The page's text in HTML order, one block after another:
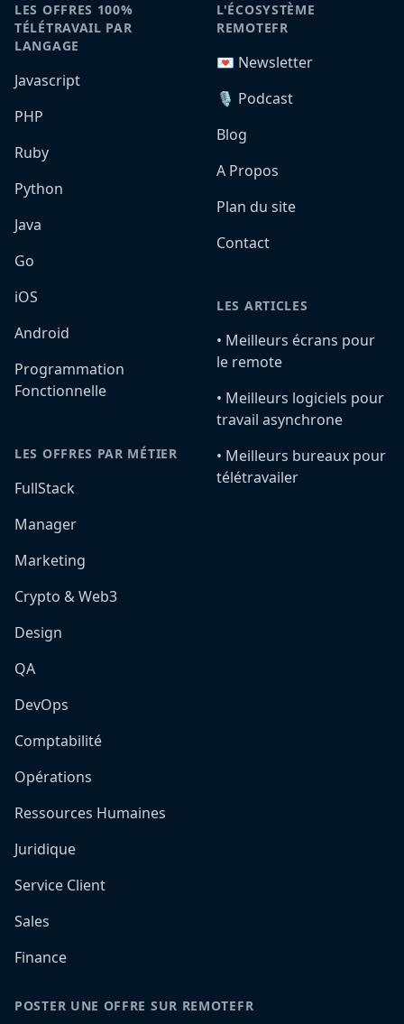
LES OFFRES 100%
TÉLÉTRAVAIL PAR
LANGAGE
Javascript
PHP
Ruby
Python
Java
Go
iOS
Android
Programmation
Fonctionnelle
LES OFFRES PAR MÉTIER
FullStack
Manager
Marketing
Crypto & Web3
Design
QA
DevOps
Comptabilité
Opérations
Ressources Humaines
Juridique
Service Client
Sales
Finance
L'ÉCOSYSTÈME
REMOTEFR
💌 Newsletter
🎙️ Podcast
Blog
A Propos
Plan du site
Contact
LES ARTICLES
•️ Meilleurs écrans pour
le remote
•️ Meilleurs logiciels pour
travail asynchrone
•️ Meilleurs bureaux pour
télétravailer
POSTER UNE OFFRE SUR REMOTEFR